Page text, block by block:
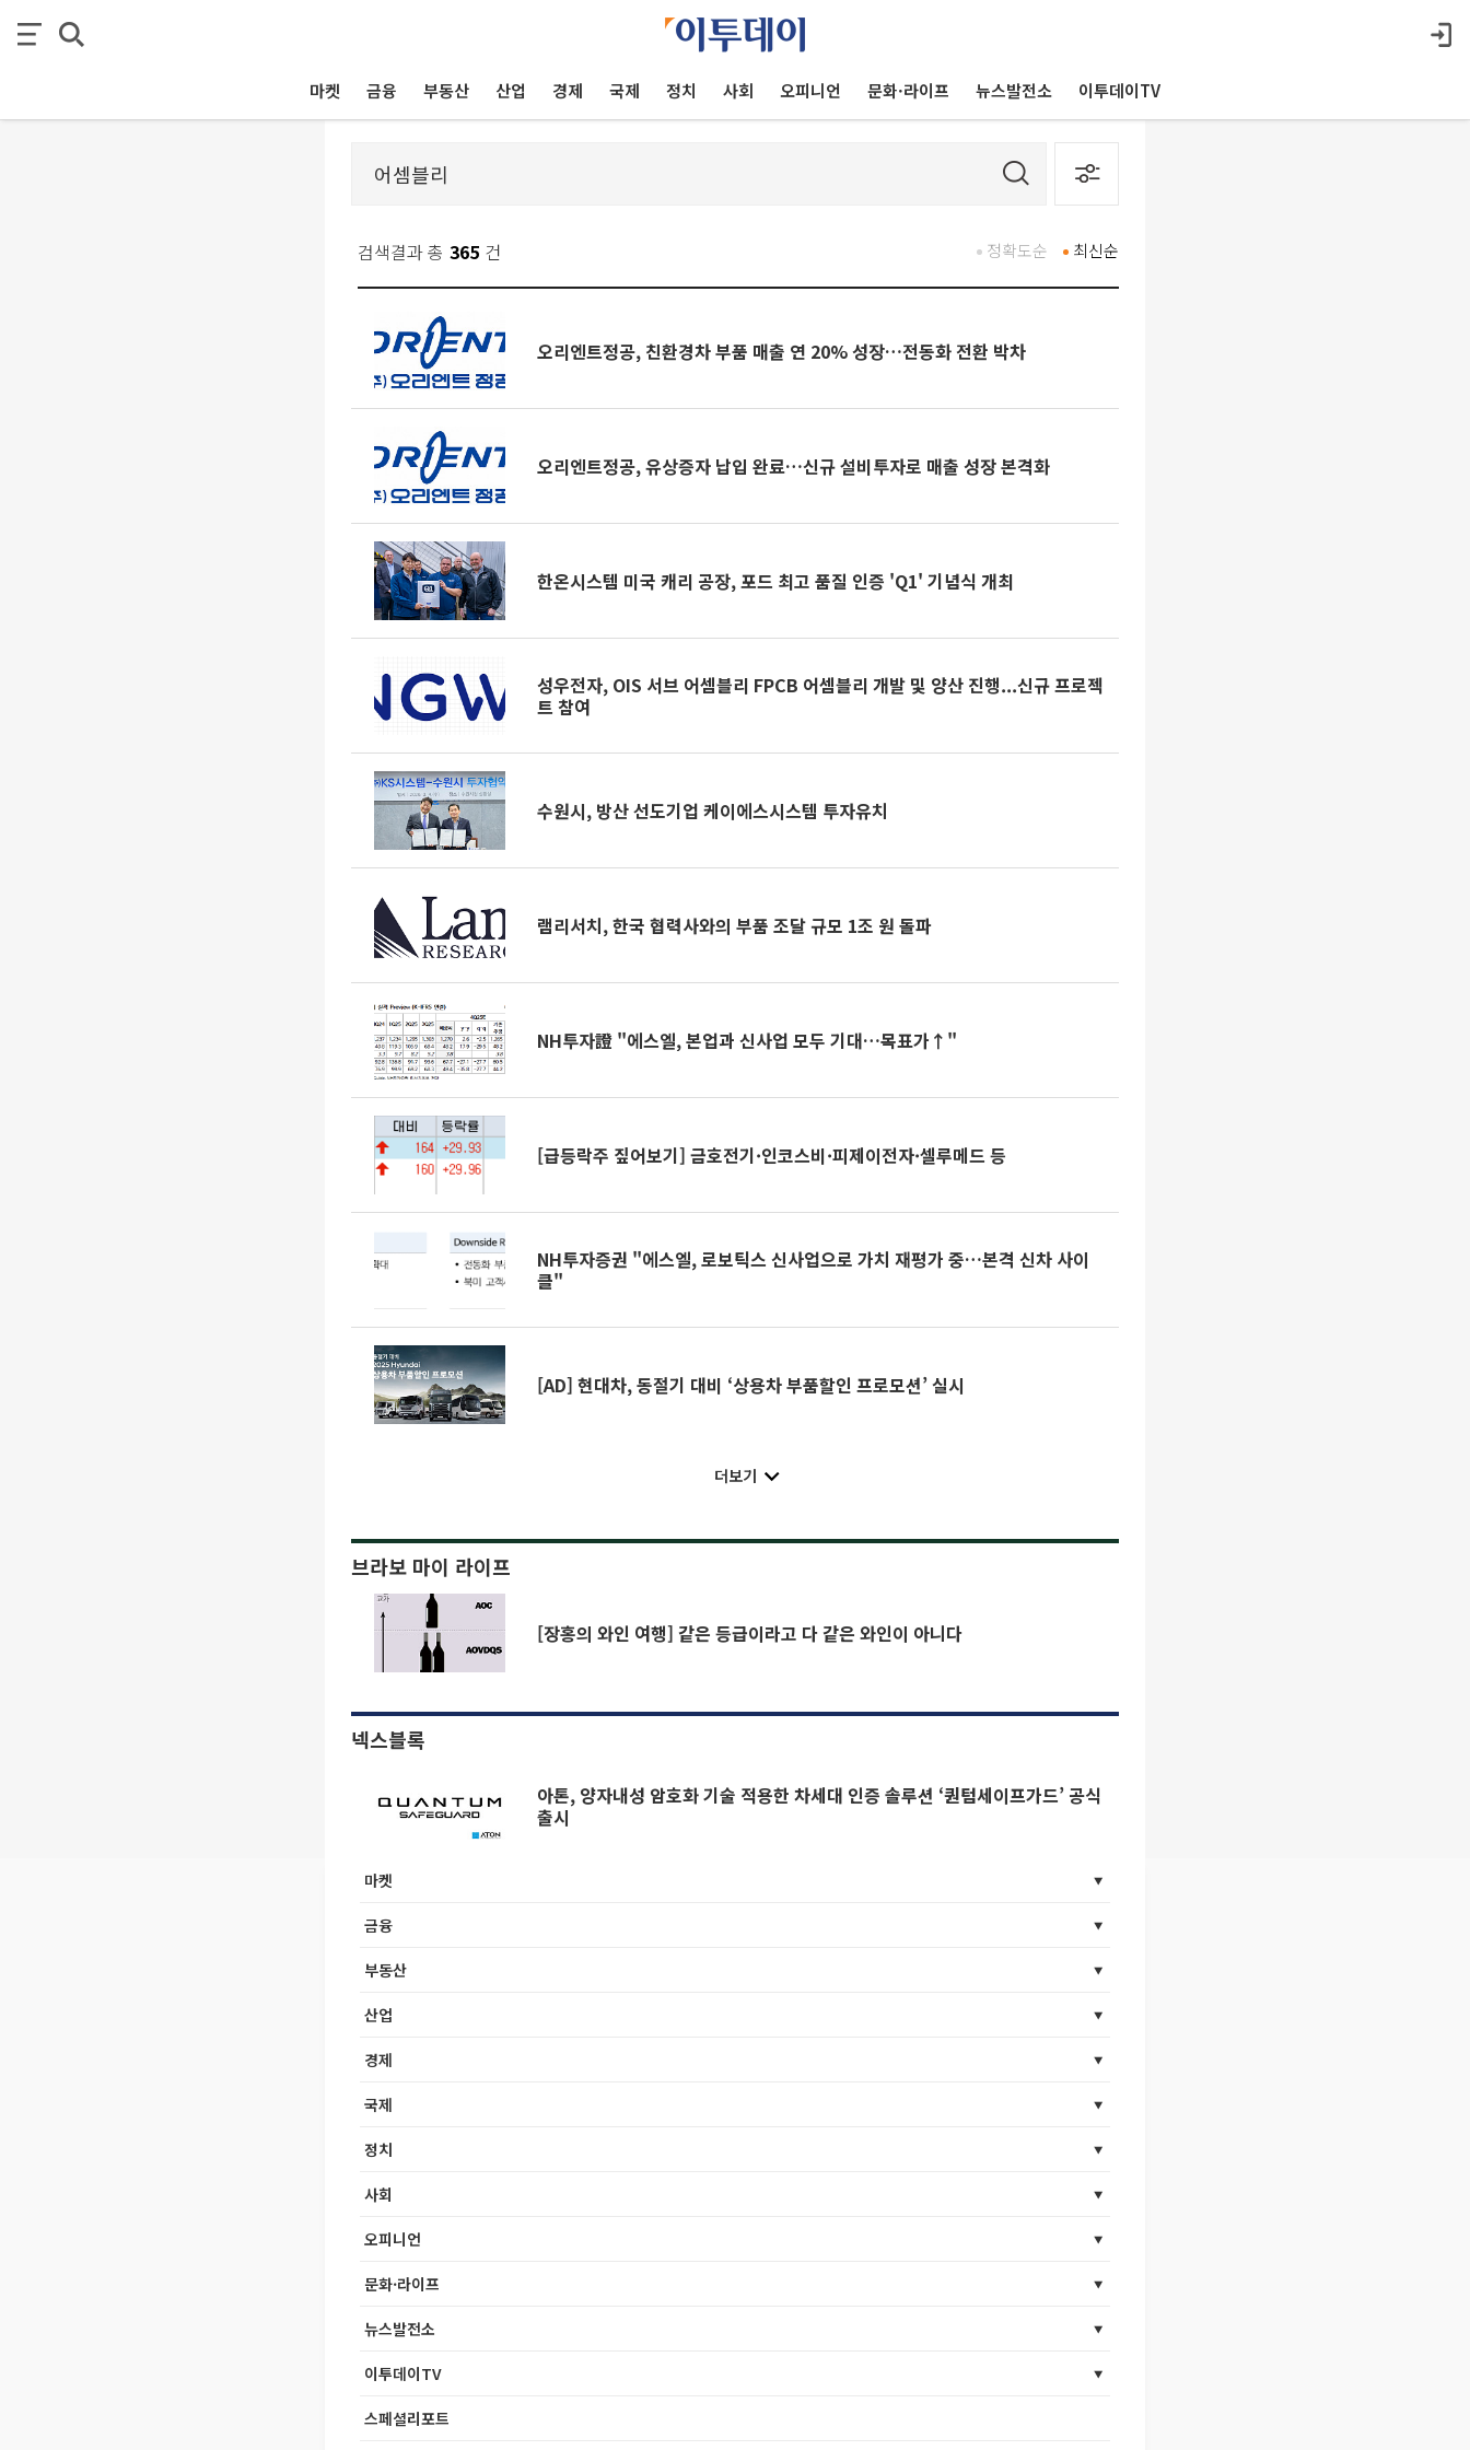
마켓 금융 부동산 산업 경제 국제 정치 사회 오피니언 문화·라이프 뉴스발전소 이투데이TV
검색결과 총 365 건 최신순
정확도순
오리엔트정공, 친환경차 부품 매출 연 20% 성장…전동화 전환 박차
오리엔트정공, 유상증자 납입 완료…신규 설비투자로 매출 성장 본격화
한온시스템 미국 캐리 공장, 포드 최고 품질 인증 'Q1' 기념식 개최
성우전자, OIS 서브 어셈블리 FPCB 어셈블리 개발 및 양산 진행...신규 프로젝
트 참여
수원시, 방산 선도기업 케이에스시스템 투자유치
램리서치, 한국 협력사와의 부품 조달 규모 1조 원 돌파
NH투자證 "에스엘, 본업과 신사업 모두 기대…목표가↑"
[급등락주 짚어보기] 금호전기·인코스비·피제이전자·셀루메드 등
NH투자증권 "에스엘, 로보틱스 신사업으로 가치 재평가 중…본격 신차 사이
클"
[AD] 현대차, 동절기 대비 ‘상용차 부품할인 프로모션’ 실시
더보기
브라보 마이 라이프
[장홍의 와인 여행] 같은 등급이라고 다 같은 와인이 아니다
넥스블록
아톤, 양자내성 암호화 기술 적용한 차세대 인증 솔루션 ‘퀀텀세이프가드’ 공식
출시
마켓
금융
부동산
산업
경제
국제
정치
사회
오피니언
문화·라이프
뉴스발전소
이투데이TV
스페셜리포트